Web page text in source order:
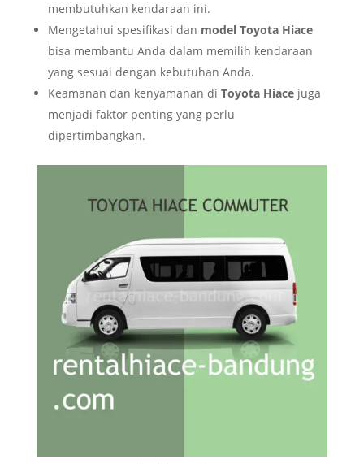
membutuhkan kendaraan ini.
Mengetahui spesifikasi dan model Toyota Hiace
bisa membantu Anda dalam memilih kendaraan
yang sesuai dengan kebutuhan Anda.
Keamanan dan kenyamanan di Toyota Hiacejuga
menjadi faktor penting yang perlu
dipertimbangkan.